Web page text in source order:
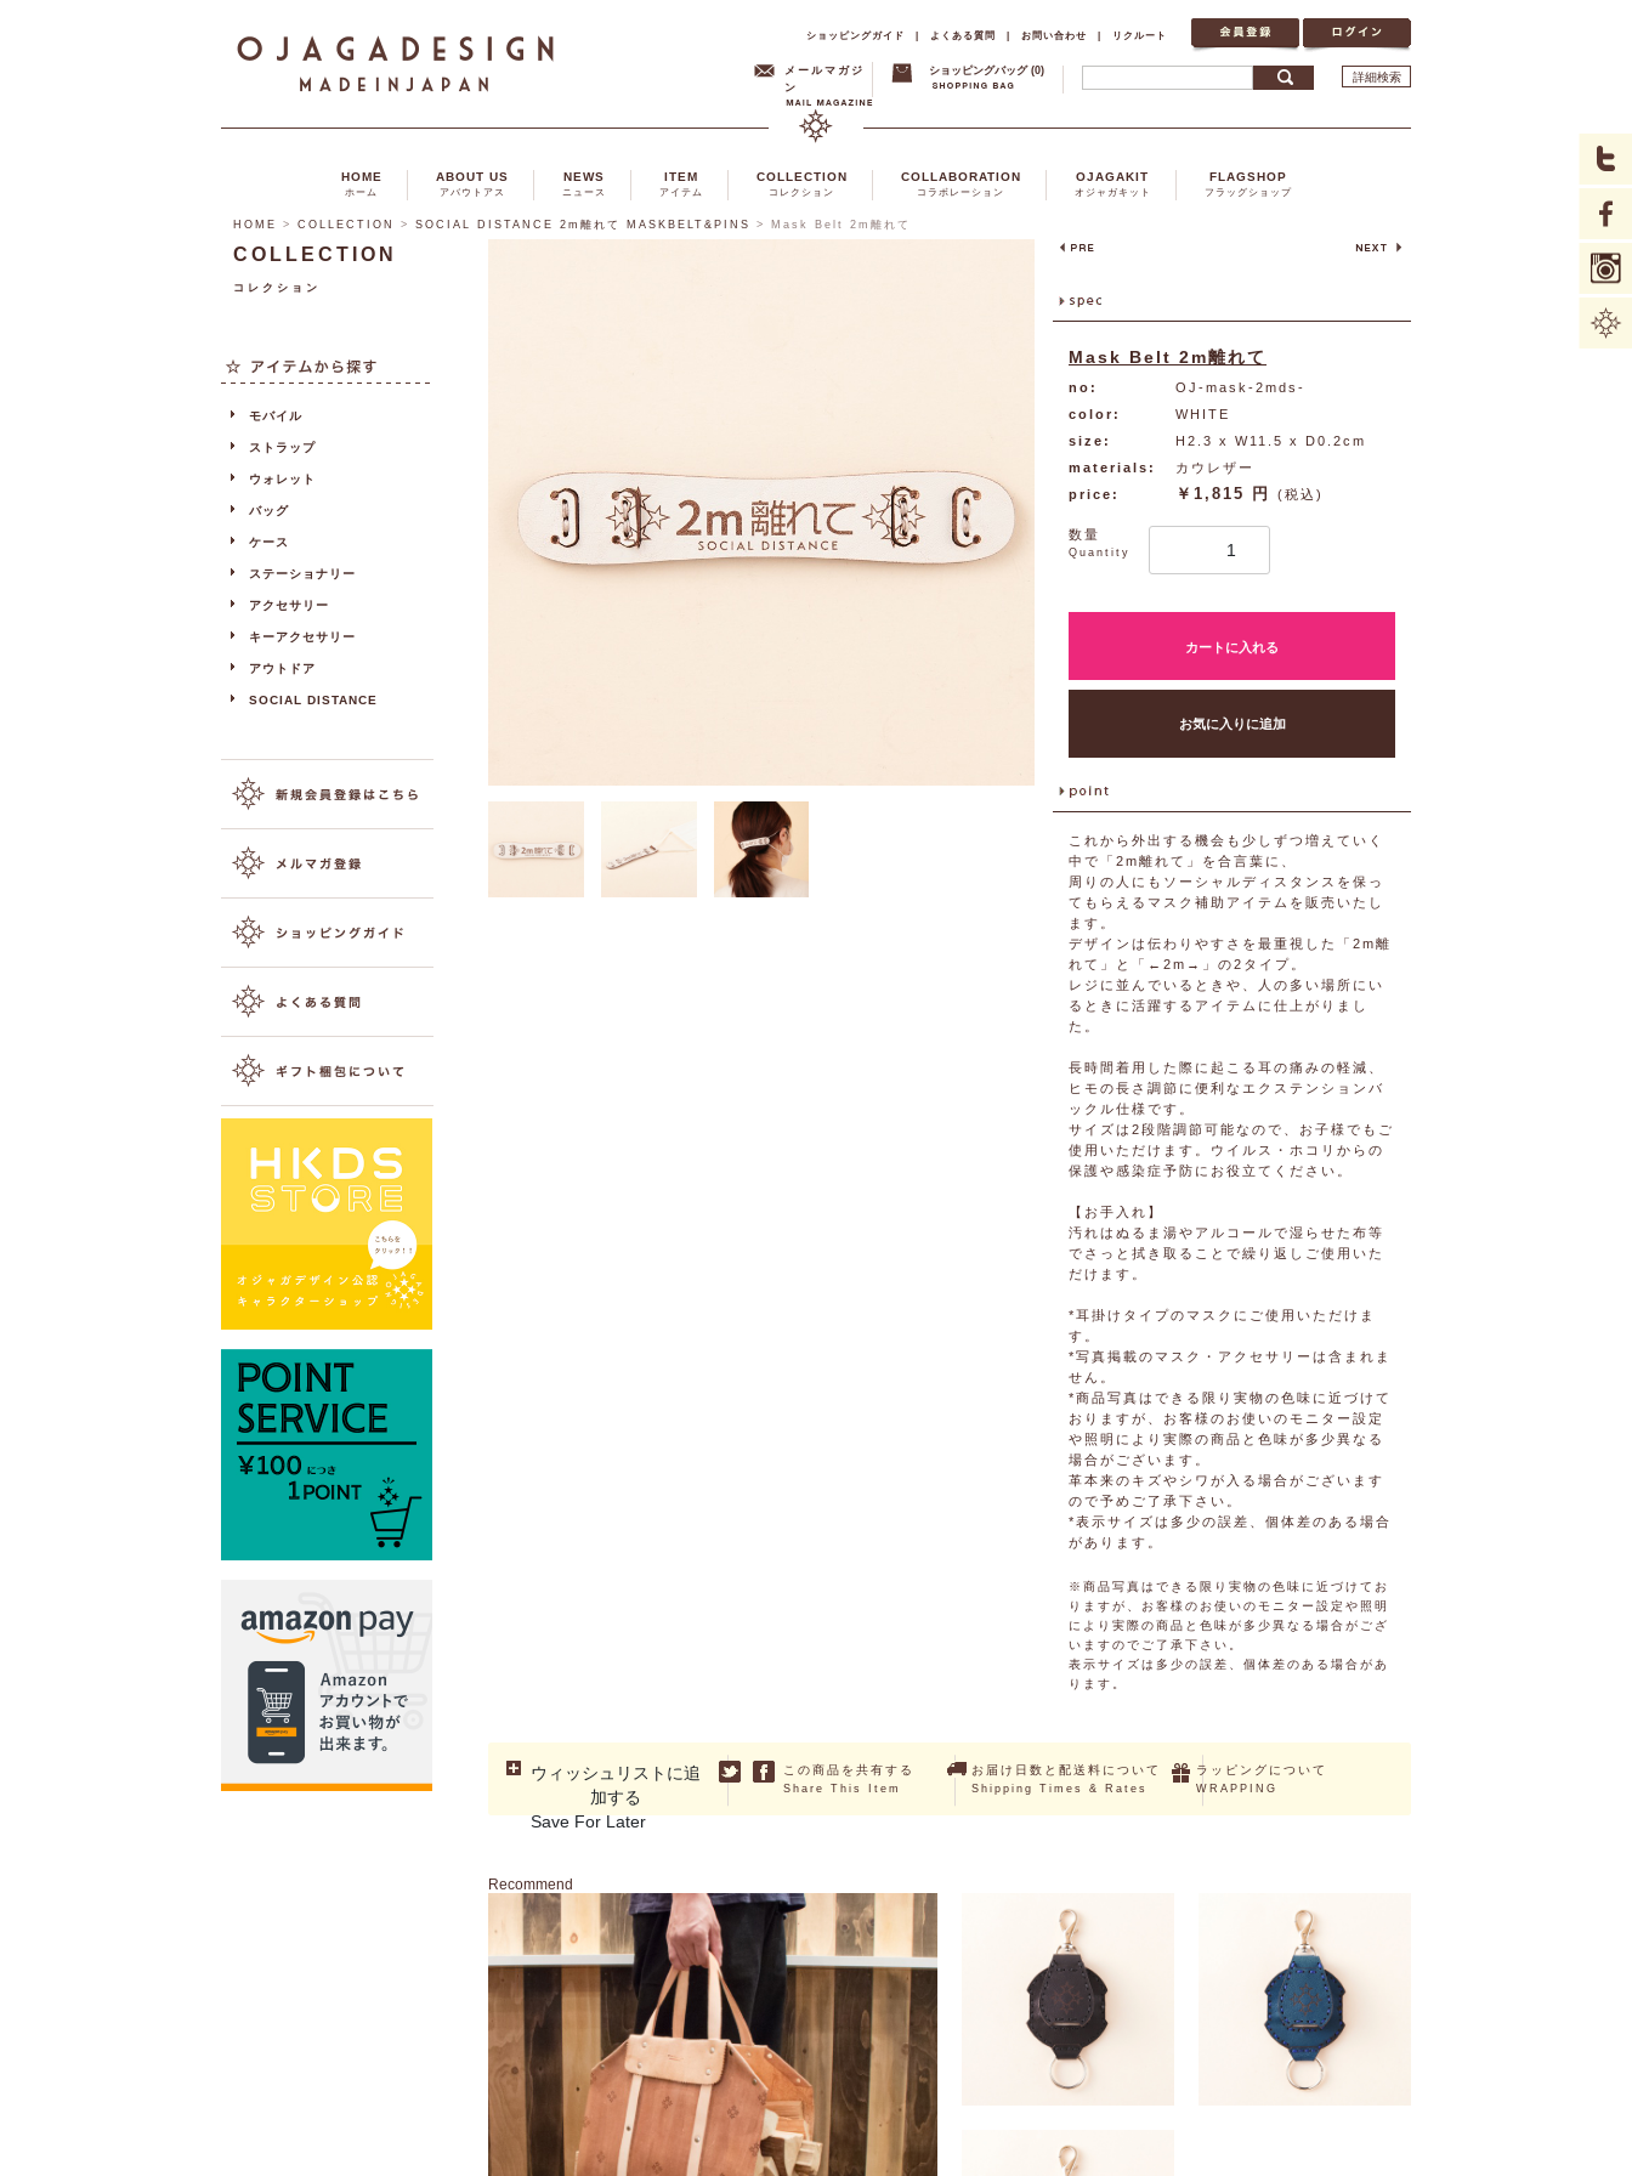
ショッピングガイド | よくある質問 | お問い合わせ | リクルート
メールマガジ
ン
ショッピングバッグ (0) 詳細検索
HOME
ホーム
ABOUT US
アバウトアス
NEWS
ニュース
ITEM
アイテム
COLLECTION
コレクション
COLLABORATION
コラボレーション
OJAGAKIT
オジャガキット
FLAGSHOP
フラッグショップ
HOME > COLLECTION > SOCIAL DISTANCE 2m離れて MASKBELT&PINS > Mask Belt 2m離れて
Mask Belt 2m離れて
no:
OJ-mask-2mds-
color:
WHITE
size:
H2.3 x W11.5 x D0.2cm
materials:
カウレザー
price:
￥1,815 円 (税込)
数量
Quantity
カートに入れる
お気に入りに追加
これから外出する機会も少しずつ増えていく
中で「2m離れて」を合言葉に、
周りの人にもソーシャルディスタンスを保っ
てもらえるマスク補助アイテムを販売いたし
ます。
デザインは伝わりやすさを最重視した「2m離
れて」と「←2m→」の2タイプ。
レジに並んでいるときや、人の多い場所にい
るときに活躍するアイテムに仕上がりまし
た。
長時間着用した際に起こる耳の痛みの軽減、
ヒモの長さ調節に便利なエクステンションバ
ックル仕様です。
サイズは2段階調節可能なので、お子様でもご
使用いただけます。ウイルス・ホコリからの
保護や感染症予防にお役立てください。
【お手入れ】
汚れはぬるま湯やアルコールで湿らせた布等
でさっと拭き取ることで繰り返しご使用いた
だけます。
*耳掛けタイプのマスクにご使用いただけま
す。
*写真掲載のマスク・アクセサリーは含まれま
せん。
*商品写真はできる限り実物の色味に近づけて
おりますが、お客様のお使いのモニター設定
や照明により実際の商品と色味が多少異なる
場合がございます。
革本来のキズやシワが入る場合がございます
ので予めご了承下さい。
*表示サイズは多少の誤差、個体差のある場合
があります。
※商品写真はできる限り実物の色味に近づけてお
りますが、お客様のお使いのモニター設定や照明
により実際の商品と色味が多少異なる場合がござ
いますのでご了承下さい。
表示サイズは多少の誤差、個体差のある場合があ
ります。
ウィッシュリストに追
加する
Save For Later
この商品を共有する
Share This Item
お届け日数と配送料について
Shipping Times & Rates
ラッピングについて
WRAPPING
Recommend
￥4,400 （税込）
COLLECTION
コレクション
モバイル
ストラップ
ウォレット
バッグ
ケース
ステーショナリー
アクセサリー
キーアクセサリー
アウトドア
SOCIAL DISTANCE